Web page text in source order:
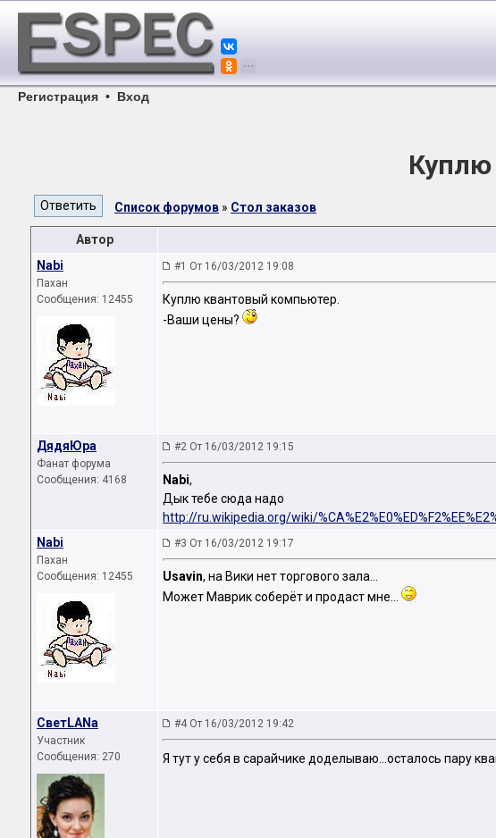
Регистрация • Вход
Список форумов » Стол заказов
Автор
Nabi
Пахан
Сообщения: 12455
#1 От 16/03/2012 19:08
Куплю квантовый компьютер.
-Ваши цены?
ДядяЮра
Фанат форума
Сообщения: 4168
#2 От 16/03/2012 19:15
Nabi,
Дык тебе сюда надо
http://ru.wikipedia.org/wiki/
Nabi
Пахан
Сообщения: 12455
#3 От 16/03/2012 19:17
Usavin, на Вики нет торгового зала...
Может Маврик соберёт и продаст мне...
СветLANa
Участник
Сообщения: 270
#4 От 16/03/2012 19:42
Я тут у себя в сарайчике доделываю...осталось пару